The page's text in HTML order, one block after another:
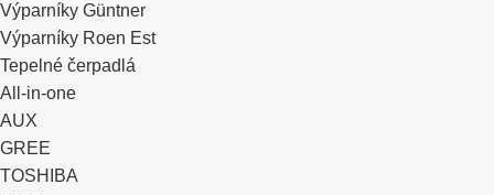
Výparníky Güntner
Výparníky Roen Est
Tepelné čerpadlá
All-in-one
AUX
GREE
TOSHIBA